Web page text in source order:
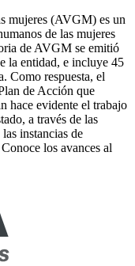
mujeres (AVGM) es un
de las mujeres
de AVGM se emitió
la entidad, e incluye 45
Como respuesta, el
de Acción que
hace evidente el trabajo
a través de las
instancias de
los avances al